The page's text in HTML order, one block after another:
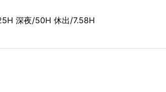
深夜/50H 休出/7.58H